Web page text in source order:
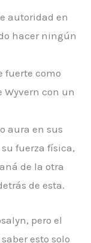
autoridad en
hacer ningún
fuerte como
con un
aura en sus
fuerza física,
de la otra
de esta.
pero el
esto solo